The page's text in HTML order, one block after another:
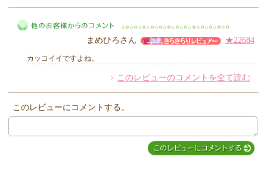
他のお客様からのコメント
まめひろさん ★22684
カッコイイですよね。
このレビューのコメントを全て読む
このレビューにコメントする。